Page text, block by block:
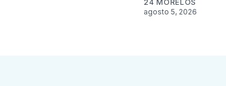
24 MORELOS
agosto 5, 2026